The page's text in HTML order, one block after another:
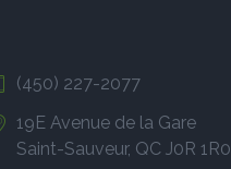
(450) 227-2077
19E Avenue de la Gare
Saint-Sauveur, QC J0R 1R0